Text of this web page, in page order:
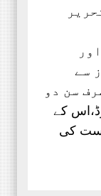
سے
سن دو
اس کے
کی